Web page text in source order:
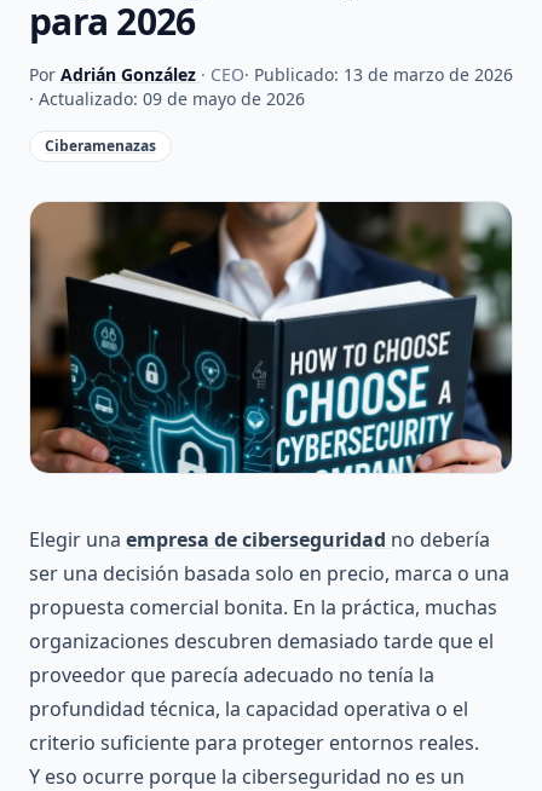
para 2026
Por Adrián González · CEO· Publicado: 13 de marzo de 2026
· Actualizado: 09 de mayo de 2026
Ciberamenazas
Elegir una empresa de ciberseguridad no debería
ser una decisión basada solo en precio, marca o una
propuesta comercial bonita. En la práctica, muchas
organizaciones descubren demasiado tarde que el
proveedor que parecía adecuado no tenía la
profundidad técnica, la capacidad operativa o el
criterio suficiente para proteger entornos reales.
Y eso ocurre porque la ciberseguridad no es un